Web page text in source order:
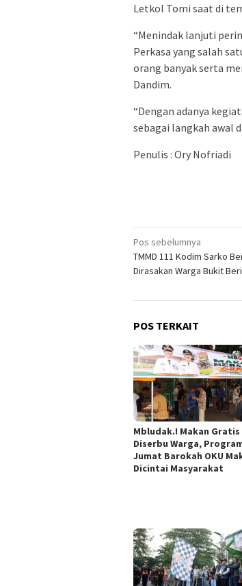
Letkol Tomi saat di
“Menindak lanjuti
Perkasa yang salah
orang banyak serta
Dandim.
“Dengan adanya
sebagai langkah awal
Penulis : Ory Nofriadi
Navigasi
pos
Pos sebelumnya
TMMD 111 Kodim Sarko
Dirasakan Warga Bukit
POS TERKAIT
Mbludak.! Makan Gratis
Diserbu Warga,
Jumat Barokah OKU
Dicintai Masyarakat